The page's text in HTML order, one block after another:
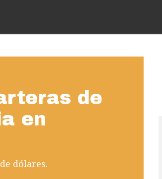
de
en
dólares.